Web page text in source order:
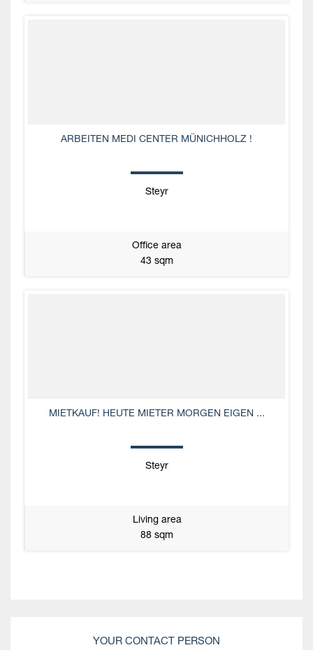
ARBEITEN MEDI CENTER MÜNICHHOLZ !
Steyr
Office area
43 sqm
MIETKAUF! HEUTE MIETER MORGEN EIGEN ...
Steyr
Living area
88 sqm
YOUR CONTACT PERSON